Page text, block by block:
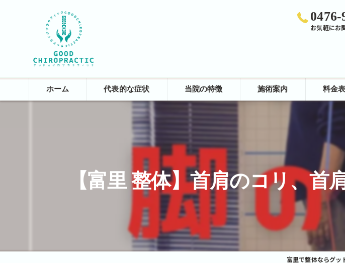
0476-
お気軽にお
ホーム 代表的な症状 当院の特徴
院内紹介
施術案内
ほぐし
料金表
【富里 整体】首肩のコリ、首
富里で整体ならグッ